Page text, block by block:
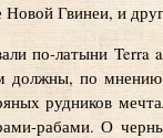
Гвинеи, и
по-латыни Terra
должны, по
рудников
рабами. О